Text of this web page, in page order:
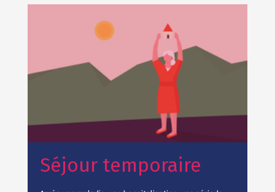
Séjour temporaire